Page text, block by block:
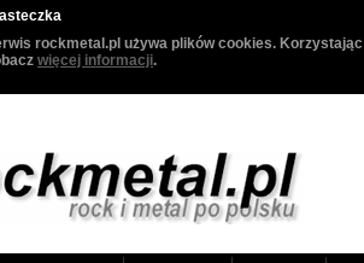
rockmetal.pl używa plików cookies.
więcej informacji.